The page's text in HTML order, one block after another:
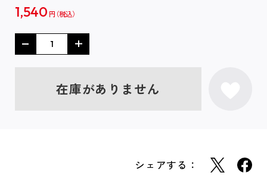
1,540 円
在庫がありません
シェアする：